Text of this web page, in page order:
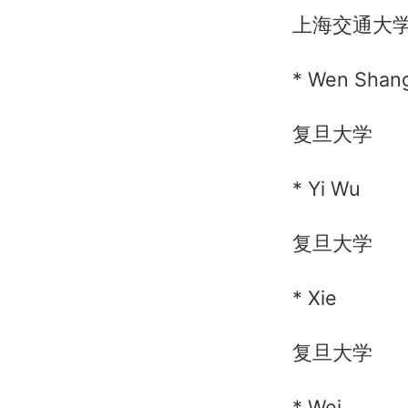
上海交通大
* Wen
复旦大学
* Yi Wu
复旦大学
* Xie
复旦大学